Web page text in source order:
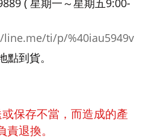
( 星期一～星期五9:00-
ti/p/%40iau5949v
點到貨。
保存不當，而造成的產
退換。